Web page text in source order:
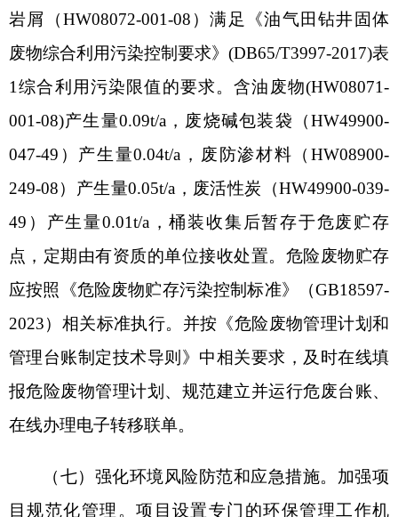
发现油气资源具有开采价值，则安装采气树，结合
进行区块开发、地面工程建设环境影响评价。如发
现该井不具开发价值或目的层不含油气，则进行封
井、设备搬迁，井场恢复。
四、你公司应严格落实生态环境保护的主体责
任，明确职责和制度，加强生态环境管理，推进各
项生态环境保护措施落实。工程实施必须严格执行
环境保护设施与主体工程同时设计、同时施工、同
使用。如项目发生重大变动，环评文件须报有审批
权限的生态环境主管部门重新审批。自环评批复文
件批准之日起满5年，工程方决定开工建设的，环境
影响评价文件应当报我局重新审核。
监管职责，加强建设项目事中事后监管，按照《关